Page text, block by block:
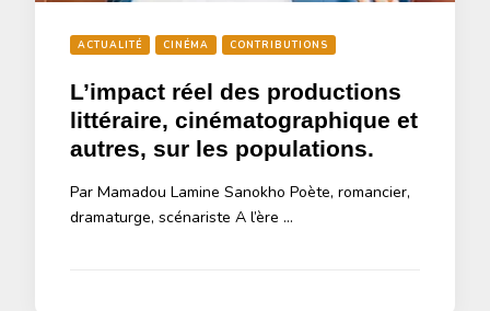
ACTUALITÉ CINÉMA CONTRIBUTIONS
L’impact réel des productions
littéraire, cinématographique et
autres, sur les populations.
Par Mamadou Lamine Sanokho Poète, romancier,
dramaturge, scénariste A l’ère …